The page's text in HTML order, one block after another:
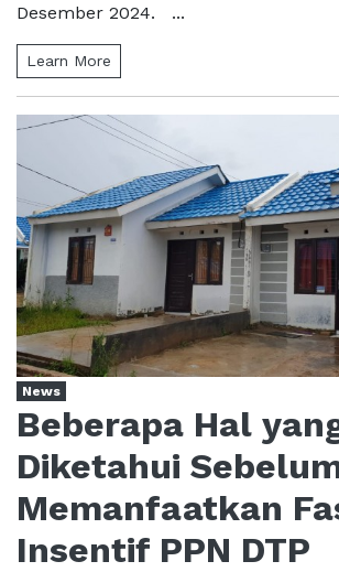
Desember 2024. ...
Learn More
News
Beberapa Hal
Diketahui
Memanfaatkan
Insentif PPN DTP